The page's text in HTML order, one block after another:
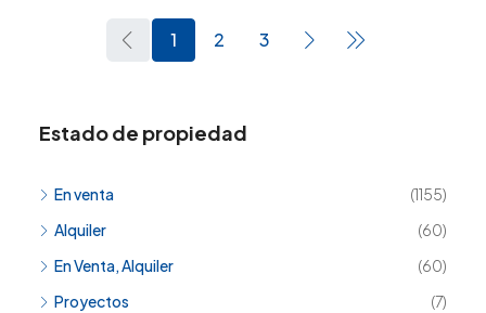
1 2 3
Estado de propiedad
En venta
(1155)
Alquiler
(60)
En Venta, Alquiler
(60)
Proyectos
(7)